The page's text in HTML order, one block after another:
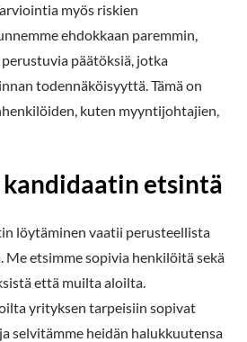
myös riskien
ehdokkaan paremmin,
päätöksiä, jotka
todennäköisyyttä. Tämä on
kuten myyntijohtajien,
kandidaatin etsintä
löytäminen vaatii perusteellista
etsimme sopivia henkilöitä sekä
että muilta aloilta.
yrityksen tarpeisiin sopivat
selvitämme heidän halukkuutensa